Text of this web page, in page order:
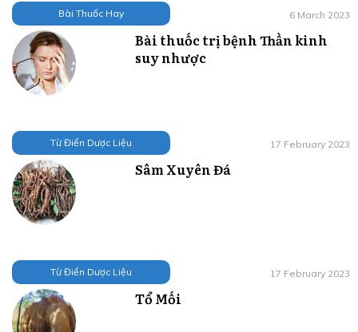
Bài Thuốc Hay 6 March 2023
Bài thuốc trị bệnh Thần kinh
suy nhược
Từ Điển Dược Liệu 17 February 2023
Sâm Xuyên Đá
Từ Điển Dược Liệu 17 February 2023
Tổ Mối